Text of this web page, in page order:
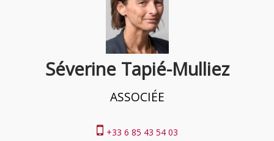
Séverine Tapié-Mulliez
ASSOCIÉE
+33 6 85 43 54 03